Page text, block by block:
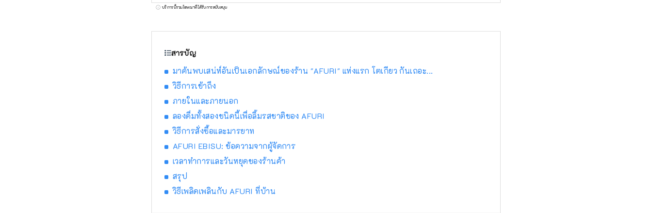
ดังด้วย เธอเป็นประธานสมาคม Ramen Girls' Association ซึ่งให้เช่าร้านราเม็งยอดนิยม
งานนี้ดึงดูดร้านค้ายอดนิยมจากทั่วประเทศ โดยได้จัดขึ้นที่โอซาก้า นาโกย่า โตเกียว คุมาโม
"ZURU+" ผู้ผลิตและผู้แต่งสาเกราเมง ``NOODLE SAKE -Shunka Autumn and Winter-''
``Rice and Agave Craft Salmon for Ramen'' และผู้แต่ง ``Tokyo Ramen Collection''
(Shobunsha)
บริการนี้รวมโฆษณาที่ได้รับการสนับสนุน
สารบัญ
มาค้นพบเสน่ห์อันเป็นเอกลักษณ์ของร้าน "AFURI" แห่งแรก โตเกียว กันเถอะ...
วิธีการเข้าถึง
ภายในและภายนอก
ลองดื่มทั้งสองชนิดนี้เพื่อลิ้มรสชาติของ AFURI
วิธีการสั่งซื้อและมารยาท
AFURI EBISU: ข้อความจากผู้จัดการ
เวลาทำการและวันหยุดของร้านค้า
สรุป
วิธีเพลิดเพลินกับ AFURI ที่บ้าน